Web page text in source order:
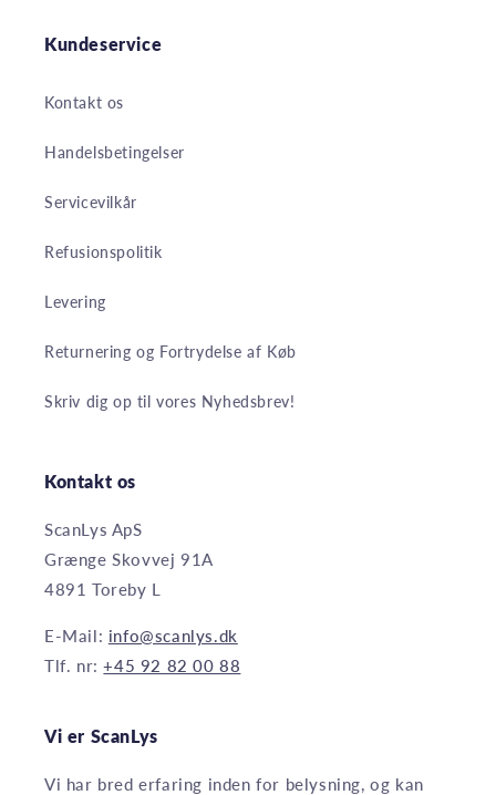
Kundeservice
Kontakt os
Handelsbetingelser
Servicevilkår
Refusionspolitik
Levering
Returnering og Fortrydelse af Køb
Skriv dig op til vores Nyhedsbrev!
Kontakt os
ScanLys ApS
Grænge Skovvej 91A
4891 Toreby L
E-Mail: info@scanlys.dk
Tlf. nr:+45 92 82 00 88
Vi er ScanLys
Vi har bred erfaring inden for belysning, og kan